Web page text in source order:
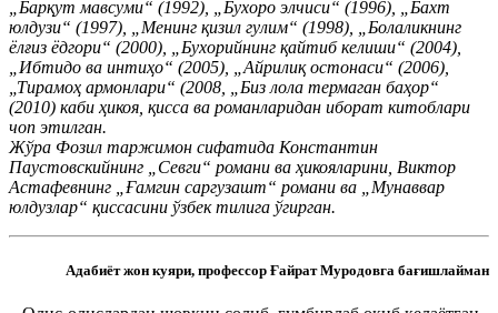
„Барқут мавсуми“ (1992), „Бухоро элчиси“ (1996), „Бахт
юлдузи“ (1997), „Менинг қизил гулим“ (1998), „Болаликнинг
ёлғиз ёдгори“ (2000), „Бухорийнинг қайтиб келиши“ (2004),
„Ибтидо ва интиҳо“ (2005), „Айрилиқ остонаси“ (2006),
„Тирамоҳ армонлари“ (2008, „Биз лола термаган баҳор“
(2010) каби ҳикоя, қисса ва романларидан иборат китоблари
чоп этилган.
Жўра Фозил таржимон сифатида Константин
Паустовскийнинг „Севги“ романи ва ҳикояларини, Виктор
Астафевнинг „Ғамгин саргузашт“ романи ва „Мунаввар
юлдузлар“ қиссасини ўзбек тилига ўгирган.
Адабиёт жон куяри, профессор Ғайрат Муродовга бағишлайман